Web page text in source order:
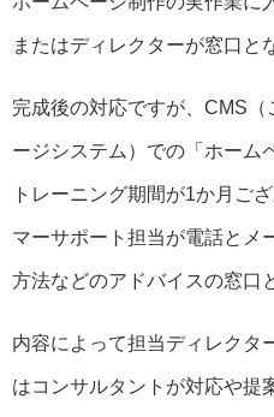
またはディレクターが窓口と
完成後の対応ですが、CMS
ージシステム）での「ホーム
トレーニング期間が1か月ご
マーサポート担当が電話とメ
方法などのアドバイスの窓口
内容によって担当ディレクタ
はコンサルタントが対応や提